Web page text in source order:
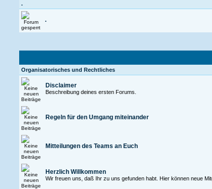
.
.
Organisatorisches und Rechtliches
Disclaimer
Beschreibung deines ersten Forums.
Regeln für den Umgang miteinander
Mitteilungen des Teams an Euch
Herzlich Willkommen
Wir freuen uns, daß Ihr zu uns gefunden habt. Hier können neue